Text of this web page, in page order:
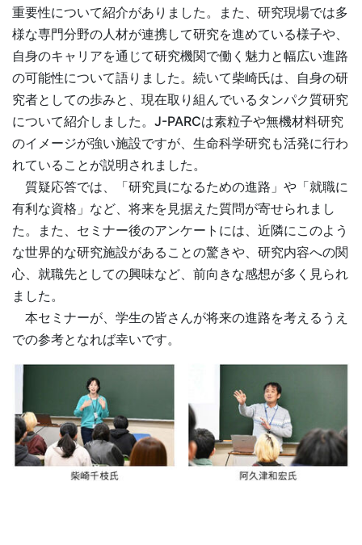
重要性について紹介がありました。また、研究現場では多
様な専門分野の人材が連携して研究を進めている様子や、
自身のキャリアを通じて研究機関で働く魅力と幅広い進路
の可能性について語りました。続いて柴崎氏は、自身の研
究者としての歩みと、現在取り組んでいるタンパク質研究
について紹介しました。J-PARCは素粒子や無機材料研究
のイメージが強い施設ですが、生命科学研究も活発に行わ
れていることが説明されました。
質疑応答では、「研究員になるための進路」や「就職に
有利な資格」など、将来を見据えた質問が寄せられまし
た。また、セミナー後のアンケートには、近隣にこのよう
な世界的な研究施設があることの驚きや、研究内容への関
心、就職先としての興味など、前向きな感想が多く見られ
ました。
本セミナーが、学生の皆さんが将来の進路を考えるうえ
での参考となれば幸いです。